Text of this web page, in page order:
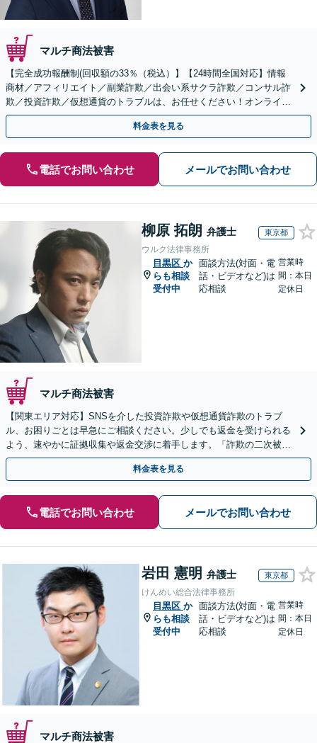
マルチ商法被害
【完全成功報酬制(回収額の33％（税込）】【24時間全国対応】情報
商材／アフィリエイト／副業詐欺／出会い系サクラ詐欺／コンサル詐
欺／投資詐欺／仮想通貨のトラブルは、お任せください！オンライン
のみで解決も可能！
料金表を見る
電話でお問い合わせ メールでお問い合わせ
柳原 拓朗 弁護士 東京都
ウルク法律事務所
目黒区 か
らも相談
受付中
面談方法(対面・電
話・ビデオなど)は
応相談
営業時
間：本日
定休日
マルチ商法被害
【関東エリア対応】SNSを介した投資詐欺や仮想通貨詐欺のトラブ
ル、お困りごとは早急にご相談ください。少しでも返金を受けられる
よう、速やかに証拠収集や返金交渉に着手します。「詐欺の二次被
害」のご相談も対応します【初回相談無料】【Web相談可】
料金表を見る
電話でお問い合わせ メールでお問い合わせ
岩田 憲明 弁護士 東京都
けんめい総合法律事務所
目黒区 か
らも相談
受付中
面談方法(対面・電
話・ビデオなど)は
応相談
営業時
間：本日
定休日
マルチ商法被害